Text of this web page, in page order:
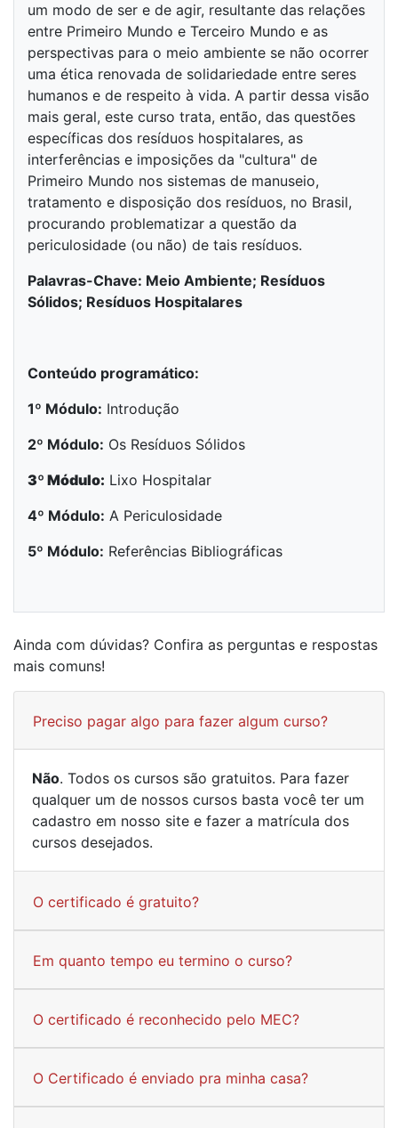
um modo de ser e de agir, resultante das relações
entre Primeiro Mundo e Terceiro Mundo e as
perspectivas para o meio ambiente se não ocorrer
uma ética renovada de solidariedade entre seres
humanos e de respeito à vida. A partir dessa visão
mais geral, este curso trata, então, das questões
específicas dos resíduos hospitalares, as
interferências e imposições da "cultura" de
Primeiro Mundo nos sistemas de manuseio,
tratamento e disposição dos resíduos, no Brasil,
procurando problematizar a questão da
periculosidade (ou não) de tais resíduos.
Palavras-Chave: Meio Ambiente; Resíduos
Sólidos; Resíduos Hospitalares
Conteúdo programático:
1º Módulo: Introdução
2º Módulo: Os Resíduos Sólidos
3º Módulo: Lixo Hospitalar
4º Módulo: A Periculosidade
5º Módulo: Referências Bibliográficas
Ainda com dúvidas? Confira as perguntas e respostas
mais comuns!
Preciso pagar algo para fazer algum curso?
Não. Todos os cursos são gratuitos. Para fazer
qualquer um de nossos cursos basta você ter um
cadastro em nosso site e fazer a matrícula dos
cursos desejados.
O certificado é gratuito?
Em quanto tempo eu termino o curso?
O certificado é reconhecido pelo MEC?
O Certificado é enviado pra minha casa?